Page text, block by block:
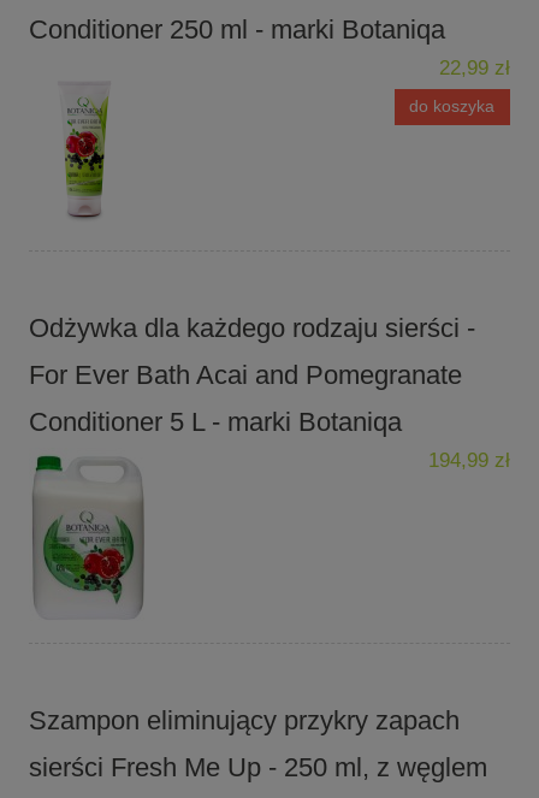
Conditioner 250 ml - marki Botaniqa
22,99 zł
do koszyka
Odżywka dla każdego rodzaju sierści -
For Ever Bath Acai and Pomegranate
Conditioner 5 L - marki Botaniqa
194,99 zł
Szampon eliminujący przykry zapach
sierści Fresh Me Up - 250 ml, z węglem